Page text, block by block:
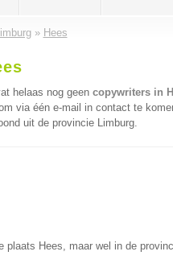
» Hees
helaas nog geen copywriters in
via één e-mail in contact te
uit de provincie Limburg.
plaats Hees, maar wel in de